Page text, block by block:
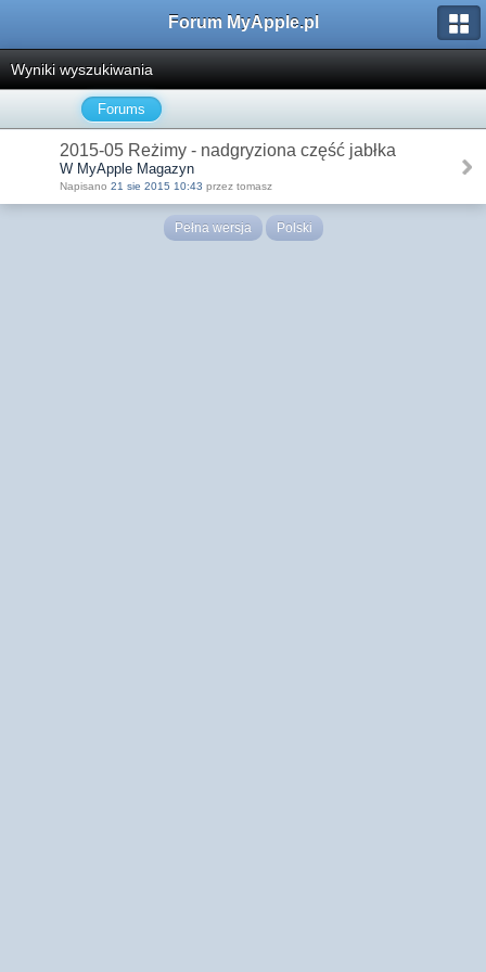
Forum MyApple.pl
Wyniki wyszukiwania
Forums
2015-05 Reżimy - nadgryziona część jabłka
W MyApple Magazyn
Napisano 21 sie 2015 10:43 przez tomasz
Pełna wersja Polski